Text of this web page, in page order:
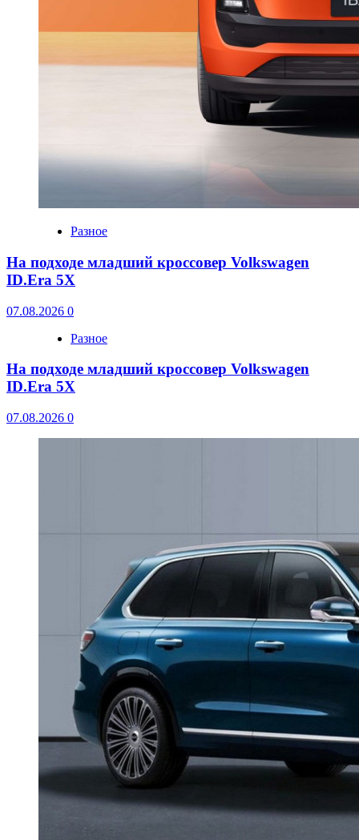
Разное
На подходе младший кроссовер Volkswagen
ID.Era 5X
07.08.2026 0
Разное
На подходе младший кроссовер Volkswagen
ID.Era 5X
07.08.2026 0